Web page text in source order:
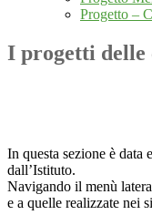
Progetto –
I progetti delle
In questa sezione è data
dall’Istituto.
Navigando il menù
e a quelle realizzate nei